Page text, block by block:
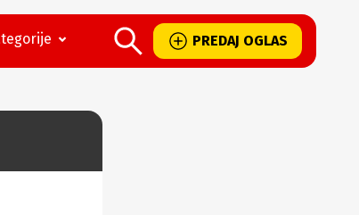
PREDAJ OGLAS